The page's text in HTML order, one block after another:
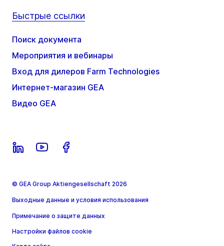
Быстрые ссылки
Поиск документа
Мероприятия и вебинары
Вход для дилеров Farm Technologies
Интернет-магазин GEA
Видео GEA
© GEA Group Aktiengesellschaft 2026
Выходные данные и условия использования
Примечание о защите данных
Настройки файлов cookie